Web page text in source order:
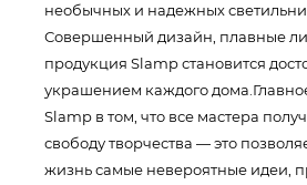
необычных и надежных
Совершенный дизайн, плавные
продукция Slamp становится
украшением каждого
Slamp в том, что все мастера
свободу творчества — это
жизнь самые невероятные идеи,